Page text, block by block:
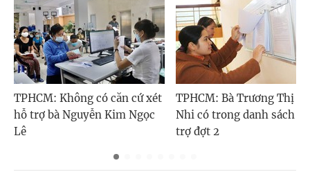
TPHCM: Không có căn cứ xét
hỗ trợ bà Nguyễn Kim Ngọc
Lê
TPHCM: Bà Trương Thị
Nhi có trong danh sách hỗ
trợ đợt 2